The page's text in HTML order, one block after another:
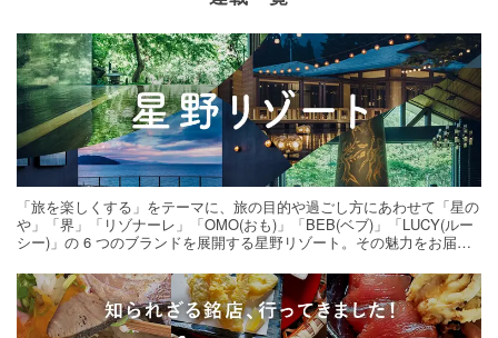
「旅を楽しくする」をテーマに、旅の目的や過ごし方にあわせて「星の
や」「界」「リゾナーレ」「OMO(おも)」「BEB(ベブ)」「LUCY(ルー
シー)」の 6 つのブランドを展開する星野リゾート。その魅力をお届け